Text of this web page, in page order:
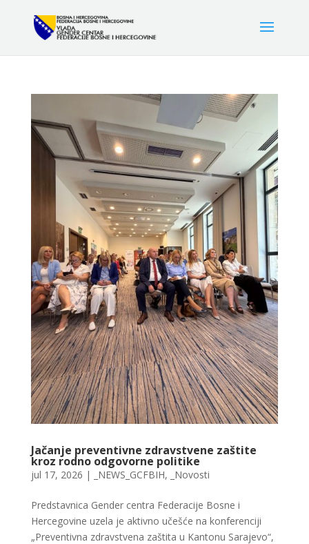
Jačanje preventivne zdravstvene zaštite
kroz rodno odgovorne politike
jul 17, 2026 | _NEWS_GCFBIH, _Novosti
Predstavnica Gender centra Federacije Bosne i
Hercegovine uzela je aktivno učešće na konferenciji
„Preventivna zdravstvena zaštita u Kantonu Sarajevo“,